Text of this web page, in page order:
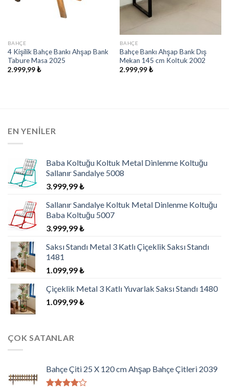
BAHÇE
4 Kişilik Bahçe Bankı Ahşap Bank
Tabure Masa 2025
2.999,99₺
BAHÇE
Bahçe Bankı Ahşap Bank Dış
Mekan 145 cm Koltuk 2002
2.999,99₺
EN YENILER
Baba Koltuğu Koltuk Metal Dinlenme Koltuğu
Sallanır Sandalye 5008
3.999,99₺
Sallanır Sandalye Koltuk Metal Dinlenme Koltuğu
Baba Koltuğu 5007
3.999,99₺
Saksı Standı Metal 3 Katlı Çiçeklik Saksı Standı
1481
1.099,99₺
Çiçeklik Metal 3 Katlı Yuvarlak Saksı Standı 1480
1.099,99₺
ÇOK SATANLAR
Bahçe Çiti 25 X 120 cm Ahşap Bahçe Çitleri 2039